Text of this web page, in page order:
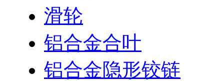
滑轮
铝合金合叶
铝合金隐形铰链